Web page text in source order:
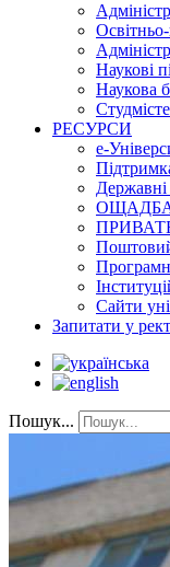
Наукові
Наукова
РЕСУРСИ
е-
Державні
Сайти
Запитати у
Пошук...